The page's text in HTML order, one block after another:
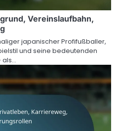
Vereinslaufbahn,
japanischer Profifußballer,
und seine bedeutenden
als…